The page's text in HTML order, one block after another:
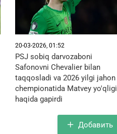
20-03-2026, 01:52
PSJ sobiq darvozaboni
Safonovni Chevalier bilan
taqqosladi va 2026 yilgi jahon
chempionatida Matvey yo'qligi
haqida gapirdi
Добавить